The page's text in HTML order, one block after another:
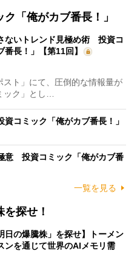
「俺がカブ番長！」
ないトレンド見極め術 投資コ
番長！」【第11回】
ト」にて、圧倒的な情報量が
ック」とし…
コミック「俺がカブ番長！」
意 投資コミック「俺がカブ番
一覧を見る
探せ！
日の爆騰株」を探せ】トーメン
ンを通じて世界のAIメモリ需